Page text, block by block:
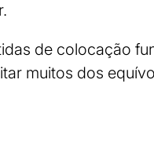
de colocação
muitos dos